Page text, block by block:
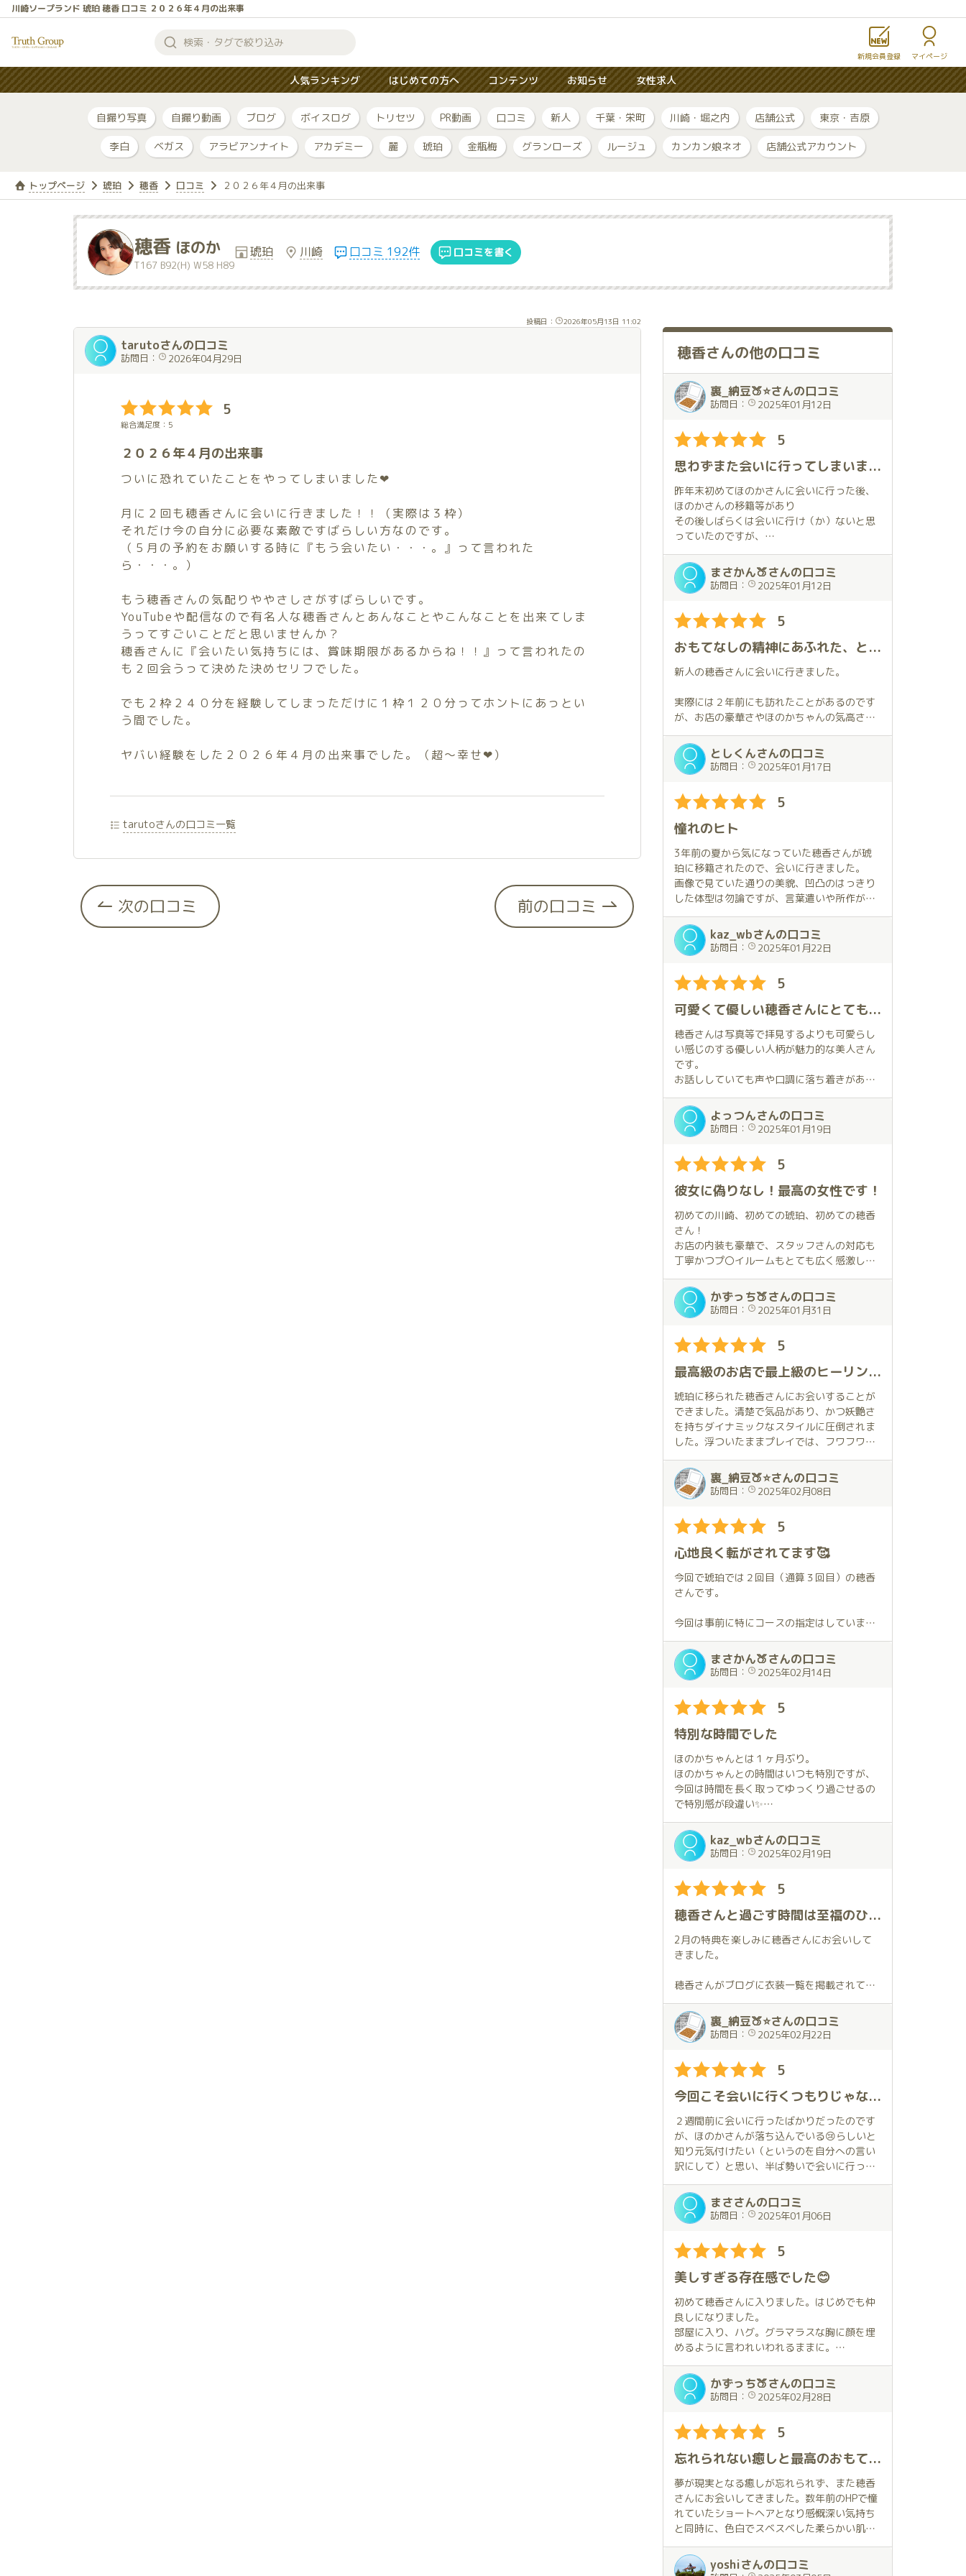
川崎ソープランド 琥珀 穂香 口コミ ２０２６年４月の出来事
索
す
る
新規会員登録 マイページ
人気ランキング はじめての方へ コンテンツ お知らせ 女性求人
自撮り写真 自撮り動画 ブログ ボイスログ トリセツ PR動画 口コミ 新人 千葉・栄町 川崎・堀之内 店舗公式 東京・吉原
李白 ベガス アラビアンナイト アカデミー 麗 琥珀 金瓶梅 グランローズ ルージュ カンカン娘ネオ 店舗公式アカウント
トップページ 琥珀 穂香 口コミ ２０２６年４月の出来事
穂香 ほのか
T167 B92(H) W58 H89
琥珀 川崎 口コミ 192件 口コミを書く
投稿日： 2026年05月13日 11:02
tarutoさんの口コミ
訪問日： 2026年04月29日
5
総合満足度：5
２０２６年４月の出来事
ついに恐れていたことをやってしまいました❤
月に２回も穂香さんに会いに行きました！！（実際は３枠）
それだけ今の自分に必要な素敵ですばらしい方なのです。
（５月の予約をお願いする時に『もう会いたい・・・。』って言われた
ら・・・。）
もう穂香さんの気配りややさしさがすばらしいです。
YouTubeや配信なので有名人な穂香さんとあんなことやこんなことを出来てしま
うってすごいことだと思いませんか？
穂香さんに『会いたい気持ちには、賞味期限があるからね！！』って言われたの
も２回会うって決めた決めセリフでした。
でも２枠２４０分を経験してしまっただけに１枠１２０分ってホントにあっとい
う間でした。
ヤバい経験をした２０２６年４月の出来事でした。（超～幸せ❤）
tarutoさんの口コミ一覧
次の口コミ 前の口コミ
穂香さんの他の口コミ
裏_納豆🍑⭐さんの口コミ
訪問日： 2025年01月12日
5
思わずまた会いに行ってしまいました
昨年末初めてほのかさんに会いに行った後、
ほのかさんの移籍等があり
その後しばらくは会いに行け（か）ないと思
っていたのですが、
タイミングが良く会いに行けそうな感じだっ
たので、思わず予約を入れて
いました。
ほのかさんが移籍された琥珀さんがある川崎
は全く土地勘が無いので、
今回は往復とも送迎を利用させてもらいまし
た。
送迎も含め、スタッフさんの応対は素晴らし
プレイ内容の詳細については割愛しますが、
お迎えの時からお別れの時まで
ずっと素晴らしかったです。
今回初めて衣装（私服）をリクエストしまし
たが、ほのかさんからの予想外
の仕掛けに心を撃ち抜かれてしまいました。
その後も「前回と違う事がしたい」という突
然の申し出にも臨機応変に対応
していただき、また残り時間が少なかったに
もかかわらずこちらのわがまま
に応えてくれて、終始癒されました。
合間での会話もこちらが話しやすい状況を上
手に作ってくれ、またこちらが
話す事はちゃんと聞いてくれて、恋人同志の
様な感じを味わえました。
またいつか会いに行きたいです。
まさかん🍑さんの口コミ
訪問日： 2025年01月12日
5
おもてなしの精神にあふれた、とてもすてきな女性です。
新人の穂香さんに会いに行きました。
実際には２年前にも訪れたことがあるのです
が、お店の豪華さやほのかちゃんの気高さに
圧倒されてしまい、その時の記憶は断片的に
しか残っていません。
今の自分は成長してるし大丈夫と(自分では)
思いつつも、当日は転勤初日のような緊張感
を覚えながらの訪問となりました。
でも、その心配は全くの杞憂でした。
ほのかちゃんは相変わらず気高く輝いてまし
たが、ギュッとした瞬間から緊張感は解か
れ、僕は夢の世界へと導かれて行きました✨
密着度も高く、ここまでしてくれるの？とい
う驚きもあり、ほのかちゃんとの時間を堪能
することが出来ました。ほのかちゃんも楽し
そうでイキイキとしており、それがまた僕に
とってはしあわせで、いい時間を過ごしたな
と心から思いました😊
なお、噂には聞いていましたが、僕もベッド
に到達できませんでした😖
当初は訪問は２月を予定していましたが、我
慢出来ずに前倒し。でもこれは大成功！
今年も最高のスタートを切ることが出来まし
た。今年もいい１年になりそうです✨
(追伸)
ほのかちゃんはとてもきれいな方で、ちょっ
と近寄りがたい印象を持つ人もいるかもしれ
ませんが、気さくでおもてなしの精神にあふ
れています💕
ちょっとしたふれあいの中からその日の調子
を見極め、その時の最高の悦びを得られるよ
うにしてくれているような気がします。
強くお勧めしたいけど、あまり皆に知られた
くない、そんな女性です💕
としくんさんの口コミ
訪問日： 2025年01月17日
5
憧れのヒト
3年前の夏から気になっていた穂香さんが琥
珀に移籍されたので、会いに行きました。
画像で見ていた通りの美貌、凹凸のはっきり
した体型は勿論ですが、言葉遣いや所作が丁
寧で、木目の細かいおもてなしをしていただ
いて、とても感動いたしました。
また、店員さんも機敏で丁寧な対応で、高級
店ならではと感じました。
正直、お代がもうちょっと手の届きやすい範
囲だと良いのですが、泣く泣くお支払いいた
します。
これからも贔屓にさせていただきます。
kaz_wbさんの口コミ
訪問日： 2025年01月22日
5
可愛くて優しい穂香さんにとても癒されました
穂香さんは写真等で拝見するよりも可愛らし
い感じのする優しい人柄が魅力的な美人さん
です。
お話ししていても声や口調に落ち着きがあっ
て一緒にいるだけで癒される、そのような素
敵な女性だと思います。
穂香さんのお部屋での対応は非常に素晴らし
いです。
穂香さんに全てお任せしても特にリクエスト
する必要を感じることはなく、とても楽しい
時間を過ごすことが出来ました。
容姿や技術のレベルが高いだけでなく、一緒
に過ごす時間が良いものになるように考えて
くれる方で、お会いすると大切にしてもらえ
ていることを実感します。
お部屋に着くと軽くお話しをしながら自然な
感じで優しくハグとキスをしてくれたのです
が、それだけで幸せな気持ちになりました。
休憩時間を含めて様々な配慮をされており、
ホスピタリティが非常に高い女性で最高級店
に相応しいと感じます。
広くて豪華なお部屋で穂香さんと過ごす時間
は何事にも代えがたい幸せな時間でした。
これからも穂香さんにお会いできる日を楽し
みにしています。
よっつんさんの口コミ
訪問日： 2025年01月19日
5
彼女に偽りなし！最高の女性です！
初めての川崎、初めての琥珀、初めての穂香
さん！
お店の内装も豪華で、スタッフさんの対応も
丁寧かつプ〇イルームもとても広く感激しま
した。
穂香さんはXであったり、前のお店のホーム
ページで拝見させていただいており、穂香さ
んをイメージしていました。実際にお会いし
て話しをするとまさに、イメージ通りで、美
しさ然り、スタイルの良さ、当方の大好きな
オッ〇イも形の良さとても素晴らしかったで
す。プレイの方も軽いトークから、オッ〇イ
を堪能させてもらい、そして、急な要望でし
たが、コスプレもしてもらい、いざベ〇ト、
イチャイチャプレイで、息子も異常に興奮し
てしまい、69からの交わり、バ〇クと正〇位
で攻めさせていただき、穂香さんも気持ちよ
くなっていただき、こちらも大満足でした。
最後は、マ〇トプレイですが、マッサージや
穂香さんの動きが天上の鏡で見えるので、興
奮が止まりません！マ〇トの上でも騎〇位で
交わり、フィニッシュとなりました。
穂香さんは、おしゃべり、包容力、何といっ
ても容姿が最高で、男を満足させてくれる女
性です！
穂香さんからのプレゼントも依頼していたも
次も穂香さん一択で色んな体位を試してみた
いと思います！四国の遠方から会いにいった
甲斐がありました。ホントに大満足でした！
かずっち🍑さんの口コミ
訪問日： 2025年01月31日
5
最高級のお店で最上級のヒーリング体感
琥珀に移られた穂香さんにお会いすることが
できました。清楚で気品があり、かつ妖艶さ
を持ちダイナミックなスタイルに圧倒されま
した。浮ついたままプレイでは、フワフワな
肌質と絶妙な雰囲気づくりに双方敬う会話
で、心身ともに最上級の癒しをいただき大満
足、素敵な時間でした。美貌美尻好きで雰囲
気を楽しみたい自分には絶妙にマッチしてし
まいます。このようなことを好む方にはぜひ
お勧めしたいキャストです。
お店の入り口から高級ホテルに負けない作
り、客室は宮殿のような豪華な広いお部屋で
清潔に備品が整えられていて、この空間での
サービスは最高級のSQCAの高さを感じま
り頑張ります。
裏_納豆🍑⭐さんの口コミ
訪問日： 2025年02月08日
5
心地良く転がされてます🥰
今回で琥珀では２回目（通算３回目）の穂香
さんです。
今回は事前に特にコースの指定はしていませ
んでしたが、会う日を迎えるちょっと前に新
しい「琥珀満喫コース」が出来たのを知り、
直前ではありましたがそれをお願いしまし
た。
今回衣装のリクエストは、前回の私服と打っ
て変わって「バニー🐇」をお願いしたのです
が、ご対面した時には良い意味で自分の想像
を裏切られました😁。
「琥珀満喫コース」ですが、穂香さん御本人
の説明にある通り、琥珀の広いお部屋の色ん
な場所でチャレンジさせてもらいました。
穂香さんの説明が強気だったのでちょっと不
安な気持ちになりましたが、お陰様で全て無
事フィニッシュする事が出来ました😌。
プレイ中の穂香さんはご対面した時の明るく
清楚な感じと違い、かなり妖艶でそれを見て
いるだけで興奮が止まりませんでした😍。
穂香さんは自分を「お話好き」認定してくれ
ていますが、それは穂香さんが自分が話しや
だと思います。
それと穂香さんは自分の話した事やSNS等で
発信した事を把握していて、ちゃんとそれに
対応してくれるのが凄いです😲。
この文章で穂香さんの魅力が伝わったか不安
ですが、穂香さんの事は気になっているが会
いに行く勇気が出ない方は是非会いに行って
ほしいなと思います。
まさかん🍑さんの口コミ
訪問日： 2025年02月14日
5
特別な時間でした
ほのかちゃんとは１ヶ月ぶり。
ほのかちゃんとの時間はいつも特別ですが、
今回は時間を長く取ってゆっくり過ごせるの
で特別感が段違い✨
今回の衣装はOLさん。それに合わせて僕もス
ーツ。そのシチュエーションだけでも最高な
のに、ほのかちゃんの豊満な身体で衣装はピ
チピチ😍これはもう盛り上がるしかないでし
ょう❗️
部屋に入った直後から、コンプライアンス無
視の展開になだれ込んでしまいました💕
時間に余裕があるので、いろいろなことを楽
しみました。あんなことやこんなこともした
し、一緒にごはん食べながらおしゃべりもた
た。
でも、なによりうれしかったのは、ほのかち
ゃんが終始楽しそうにしてくれたこと。独り
よがりかもしれませんが、信頼関係が深まっ
たような気がしました。
そして、それに花を添えているのが、琥珀の
豪勢な部屋✨
壁や天井が鏡張りで、さまざまな角度からほ
のかちゃんを見ることが出来てたのしいし、
広いのに暖かい。
まさに非日常を堪能できる空間だなと思いま
した。(鏡は自分の乱れてる姿も見えてしま
い、その点は興醒めですが😓)
とにかく、今回もとてもすてきな時間でした
✨
ほのかちゃん💕本当にありがとう😊
毎回とはいきませんが、長い時間はアリで
す！
kaz_wbさんの口コミ
訪問日： 2025年02月19日
5
穂香さんと過ごす時間は至福のひとときでした
2月の特典を楽しみに穂香さんにお会いして
きました。
穂香さんがブログに衣装一覧を掲載されてい
たので、衣装のリクエストをしてみたいと考
えていました。
リクエストするなら私服がいいなと考えては
いたのですが、お願いする時間が取れないか
ら次回の楽しみにするしかないのかな…と思
いながら当日を迎えました。
そのような状況であったのでドレス姿の穂香
さんを想定していました。しかし、私の予想
に反して、この日の穂香さんは私服でした。
事前にお話し出来なかったにもかかわらず、
穂香さんが以前に私服をリクエストしたとき
のことを思い出して私の好きな服を選んでく
れていました。
全く予想していなかった私服の穂香さんにお
会い出来てとても嬉しかったです。
この出来事に加えてブログやSNSを見る時間
もなかなか取れなかったこともあり、お会い
出来たことが嬉しくてお部屋に着いたときに
普段よりも長くハグしていました。
その後も穂香さんが私に合わせてくれるよう
に何度もハグしてくれたので、この上なく幸
せな気持ちに。
琥珀の豪華なお部屋で幸せに包まれて過ごす
時間は本当に素晴らしかったです。
いつも優しく寄り添ってくれる穂香さんは素
敵な方で、出会えたことにとても感謝してい
ます。
優しくて美人で可愛い穂香さんと琥珀という
素晴らしい場所でお会いできることを嬉しく
思います。
来月の予約もお願いしているのでその日を楽
しみにしています。
裏_納豆🍑⭐さんの口コミ
訪問日： 2025年02月22日
5
今回こそ会いに行くつもりじゃなかったのに～😅
２週間前に会いに行ったばかりだったのです
が、ほのかさんが落ち込んでいる😢らしいと
知り元気付けたい（というのを自分への言い
訳にして）と思い、半ば勢いで会いに行って
しまいました🤩。
今回も衣装のリクエストをしましたが、ちょ
っとマニアック過ぎてお持ちでは無かったの
ですが似た様なもので対応してくれました
😆。
御対面から手を引かれてお部屋への移動、そ
してお部屋に入ってからのハグ🤗、それだけ
でその後の幸せな時間を想像して興奮が止ま
りません😤。
今回は特にプレイでのリクエストはしていな
いので基本ほのかさんにお任せだったのです
が、こちらの要望をさりげなく感じ取ってく
れて大変至福の時間でした😄。
今回特に驚いたのは、Bットでのプレイ中に
自分が好きな体勢に導いてくれた事でした
🤔。
その事に興奮が更に上がり無我夢中になって
しまいました😍。
それとMットでのプレイ中にマッサージをし
てくれました😊。
特にお願いした訳ではありませんが、こちら
の何かを察してくれたのだと思います。
まささんの口コミ
訪問日： 2025年01月06日
5
美しすぎる存在感でした😊
初めて穂香さんに入りました。はじめでも仲
良しになりました。
部屋に入り、ハグ。グラマラスな胸に顔を埋
めるように言われいわれるままに。
ペ〇トから始まり3回戦。文字通りテクニシ
ャンでした。
エ〇チはお上手ですが、性格は極めて良く、
真面目でした。
話も面白く楽しませていただきました。
お風呂に入り、温泉地♨️に来たような錯覚に
陥りました。
あっという間の②時間でした。また、お会い
したいです❤️
かずっち🍑さんの口コミ
訪問日： 2025年02月28日
5
忘れられない癒しと最高のおもてなし🍑
夢が現実となる癒しが忘れられず、また穂香
さんにお会いしてきました。数年前のHPで憧
れていたショートヘアとなり感慨深い気持ち
と同時に、色白でスベスベした柔らかい肌と
愛くるしい笑顔、マンガに出てくるようなダ
イナミックなボディに魅了されました。
yoshiさんの口コミ